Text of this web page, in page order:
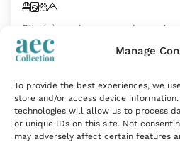
Manage
To provide the best experiences, we
store and/or access device
technologies will allow us to process
or unique IDs on this site. Not
may adversely affect certain features
Situé à quelques pas du centre
…